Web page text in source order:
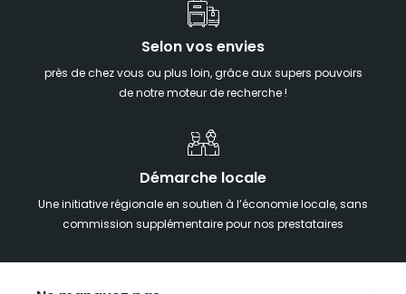
Selon vos envies
près de chez vous ou plus loin, grâce aux supers pouvoirs
de notre moteur de recherche !
Démarche locale
Une initiative régionale en soutien à l’économie locale, sans
commission supplémentaire pour nos prestataires